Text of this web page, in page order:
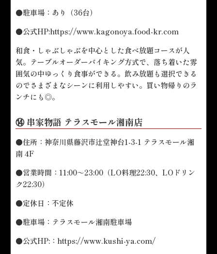
●駐車場：あり（36台）
●公式HP:https://www.kagonoya.food-kr.com
和食・しゃぶしゃぶを中心とした食べ放題コースが人
気。テーブルオーダーバイキング方式で、落ち着いた雰
囲気の中ゆっくり食事ができる。飲み放題も選択できる
のでさまざまなシーンに利用しやすい。買い物帰りのラ
ンチにも◎。
⑭ 串家物語 テラスモール湘南店
●住所：神奈川県藤沢市辻堂神台1-3-1 テラスモール湘
南 4F
●営業時間：11:00～23:00（LO料理22:30、LOドリン
ク22:30）
●定休日：不定休
●駐車場：テラスモール湘南駐車場
●公式HP:： https://www.kushi-ya.com/